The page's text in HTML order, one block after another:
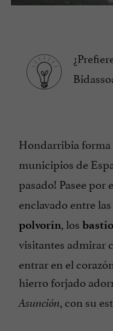
Hondarribia forma
municipios de
pasado! Pasee por
enclavado entre las
polvorín, los
visitantes admirar
entrar en el
hierro forjado
Asunción, con su